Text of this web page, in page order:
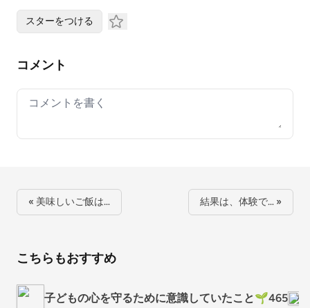
スターをつける
コメント
Your comment
« 美味しいご飯は… 結果は、体験で… »
こちらもおすすめ
子どもの心を守るために意識していたこと🌱465 な